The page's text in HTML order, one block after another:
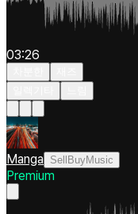
03:26
Manga SellBuyMusic
Premium